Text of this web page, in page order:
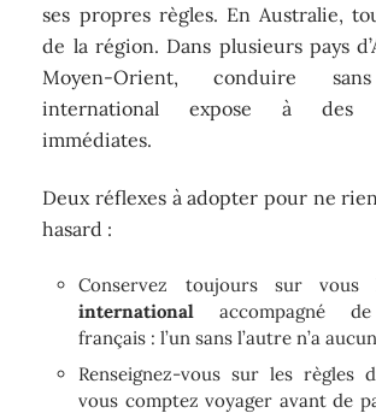
ses propres règles. En Australie,
de la région. Dans plusieurs pays
Moyen-Orient, conduire
international expose à des
immédiates.
Deux réflexes à adopter pour ne
hasard :
Conservez toujours sur
international accompagné de
français : l’un sans l’autre n’a
Renseignez-vous sur les règles
vous comptez voyager avant de